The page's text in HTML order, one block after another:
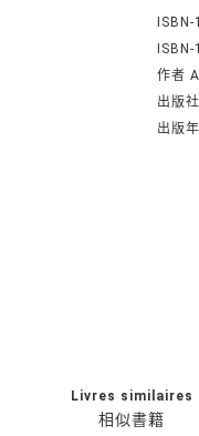
ISBN-
作者
出版
出版
相似書籍
Livres similaires